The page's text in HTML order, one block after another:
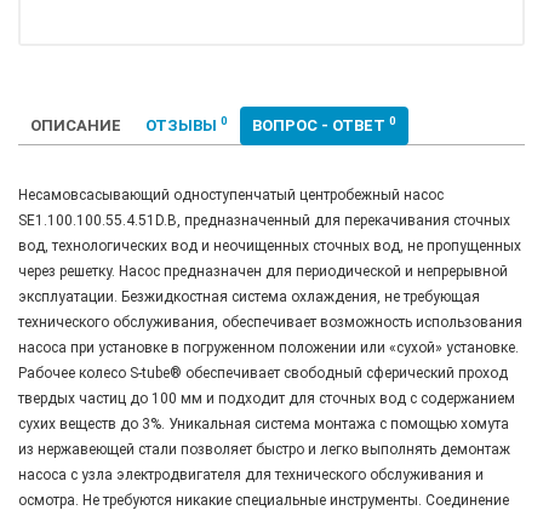
ОПИСАНИЕ ОТЗЫВЫ 0 ВОПРОС - ОТВЕТ 0
Несамовсасывающий одноступенчатый центробежный насос
SE1.100.100.55.4.51D.B, предназначенный для перекачивания сточных
вод, технологических вод и неочищенных сточных вод, не пропущенных
через решетку. Насос предназначен для периодической и непрерывной
эксплуатации. Безжидкостная система охлаждения, не требующая
технического обслуживания, обеспечивает возможность использования
насоса при установке в погруженном положении или «сухой» установке.
Рабочее колесо S-tube® обеспечивает свободный сферический проход
твердых частиц до 100 мм и подходит для сточных вод с содержанием
сухих веществ до 3%. Уникальная система монтажа с помощью хомута
из нержавеющей стали позволяет быстро и легко выполнять демонтаж
насоса с узла электродвигателя для технического обслуживания и
осмотра. Не требуются никакие специальные инструменты. Соединение